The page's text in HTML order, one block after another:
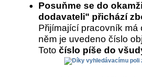
Posuňme se do
dodavateli" přichází
Přijímající pracovník
něm je uvedeno číslo
Toto číslo píše do